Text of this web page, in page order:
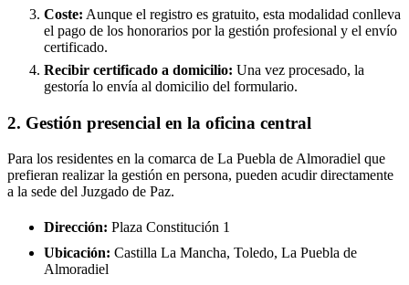
Coste: Aunque el registro es gratuito, esta modalidad conlleva
el pago de los honorarios por la gestión profesional y el envío
certificado.
Recibir certificado a domicilio: Una vez procesado, la
gestoría lo envía al domicilio del formulario.
2. Gestión presencial en la oficina central
Para los residentes en la comarca de La Puebla de Almoradiel que
prefieran realizar la gestión en persona, pueden acudir directamente
a la sede del Juzgado de Paz.
Dirección: Plaza Constitución 1
Ubicación: Castilla La Mancha, Toledo, La Puebla de
Almoradiel